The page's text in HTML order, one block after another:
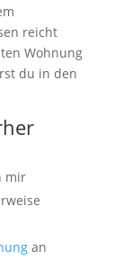
reicht
Wohnung
du in den
mir
an